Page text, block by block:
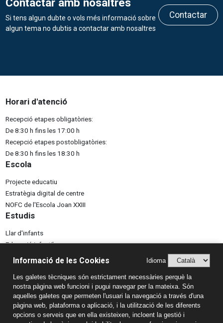
Contactar amb nosaltres
Si tens algun dubte o vols més informació sobre
algun tema no dubtis a contactar amb nosaltres
Contactar
Horari d'atenció
Recepció etapes obligatòries:
De 8:30 h fins les 17:00 h
Recepció etapes postobligatòries:
De 8:30 h fins les 18:30 h
Escola
Projecte educatiu
Estratègia digital de centre
NOFC de l'Escola Joan XXIII
Estudis
Llar d'infants
Educació infantil
Educació primària
Batxillerat
Formació professional
Informació de contacte
Escola Joan XXIII
Informació de les Cookies Idioma
Les galetes tècniques són estrictament necessàries perquè la
nostra pàgina web funcioni i pugui navegar per la mateixa. Són
aquelles galetes que permeten l'usuari la navegació a través d'una
pàgina web, plataforma o aplicació, i la utilització de les diferents
opcions o serveis que en ella existeixen, incloent la gestió i